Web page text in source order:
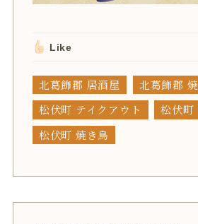
Like
北葛飾郡 居酒屋
北葛飾郡
松伏町 テイクアウト
松伏町
松伏町 焼き鳥